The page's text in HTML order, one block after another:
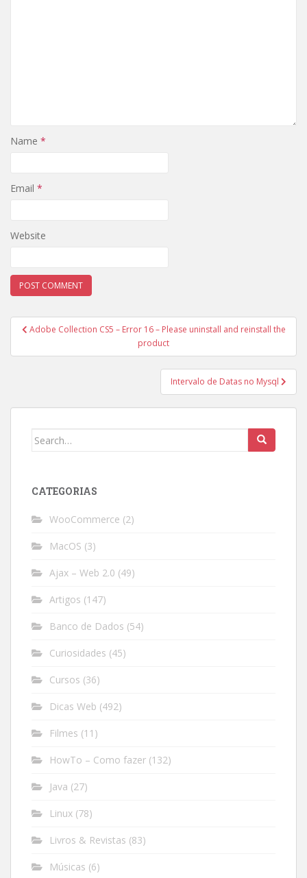
Name *
Email *
Website
PostAdobe Collection CS5 – Error 16 – Please uninstall and reinstall the
product
Intervalo de Datas no Mysql
Search
CATEGORIAS
WooCommerce (2)
MacOS (3)
Ajax – Web 2.0 (49)
Artigos (147)
Banco de Dados (54)
Curiosidades (45)
Cursos (36)
Dicas Web (492)
Filmes (11)
HowTo – Como fazer (132)
Java (27)
Linux (78)
Livros & Revistas (83)
Músicas (6)